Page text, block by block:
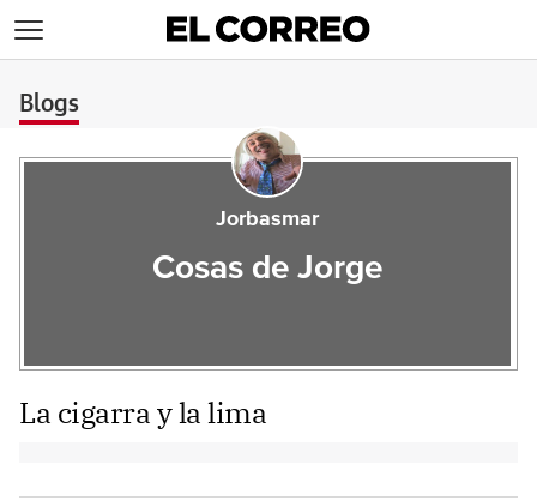
Blogs
Jorbasmar
Cosas de Jorge
La cigarra y la lima